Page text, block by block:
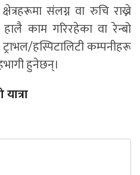
संलग्न वा रुचि राख्ने
काम गरिरहेका वा रेन्बो
हस्पिटालिटी कम्पनीहरू
हुनेछन्।